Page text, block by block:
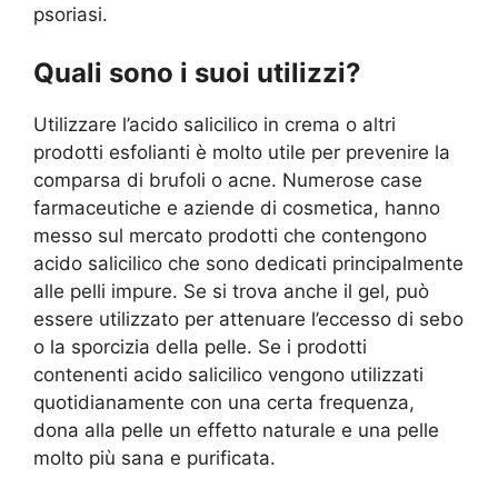
psoriasi.
Quali sono i suoi utilizzi?
Utilizzare l’acido salicilico in crema o altri
prodotti esfolianti è molto utile per prevenire la
comparsa di brufoli o acne. Numerose case
farmaceutiche e aziende di cosmetica, hanno
messo sul mercato prodotti che contengono
acido salicilico che sono dedicati principalmente
alle pelli impure. Se si trova anche il gel, può
essere utilizzato per attenuare l’eccesso di sebo
o la sporcizia della pelle. Se i prodotti
contenenti acido salicilico vengono utilizzati
quotidianamente con una certa frequenza,
dona alla pelle un effetto naturale e una pelle
molto più sana e purificata.